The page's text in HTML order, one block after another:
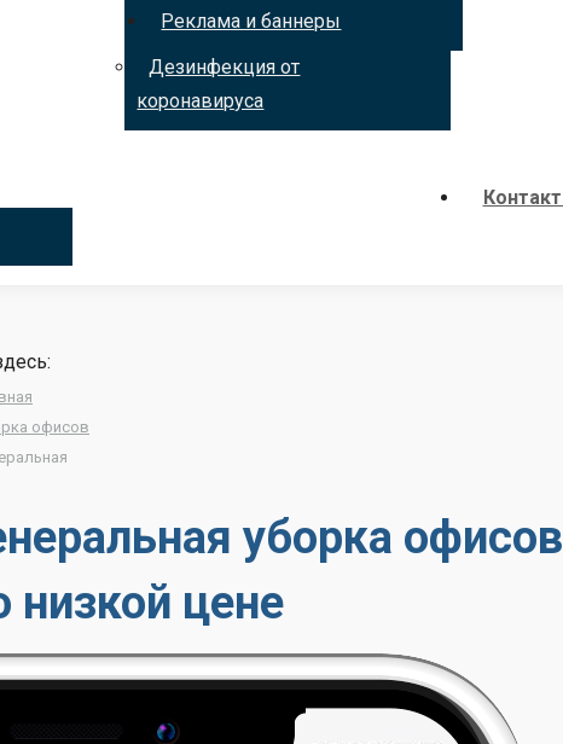
Реклама и баннеры
Дезинфекция от
коронавируса
офисов
уборка
низкой цене